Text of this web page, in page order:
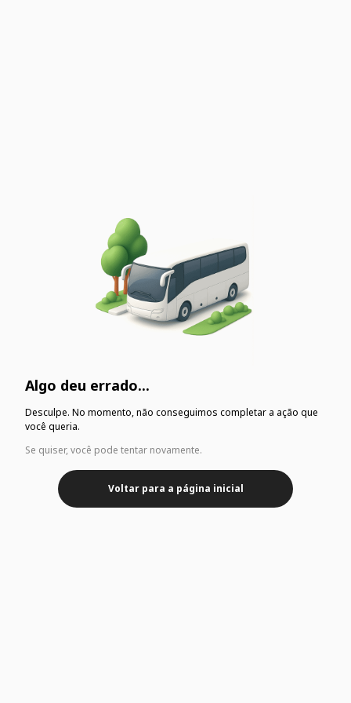
Algo deu errado...
Desculpe. No momento, não conseguimos completar a ação que
você queria.
Se quiser, você pode tentar novamente.
Voltar para a página inicial